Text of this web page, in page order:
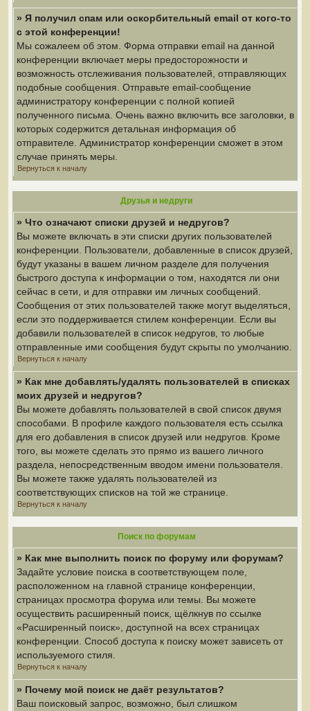
» Я получил спам или оскорбительный email от кого-то
с этой конференции!
Мы сожалеем об этом. Форма отправки email на данной
конференции включает меры предосторожности и
возможность отслеживания пользователей, отправляющих
подобные сообщения. Отправьте email-сообщение
администратору конференции с полной копией
полученного письма. Очень важно включить все заголовки, в
которых содержится детальная информация об
отправителе. Администратор конференции сможет в этом
случае принять меры.
Вернуться к началу
Друзья и недруги
» Что означают списки друзей и недругов?
Вы можете включать в эти списки других пользователей
конференции. Пользователи, добавленные в список друзей,
будут указаны в вашем личном разделе для получения
быстрого доступа к информации о том, находятся ли они
сейчас в сети, и для отправки им личных сообщений.
Сообщения от этих пользователей также могут выделяться,
если это поддерживается стилем конференции. Если вы
добавили пользователей в список недругов, то любые
отправленные ими сообщения будут скрыты по умолчанию.
Вернуться к началу
» Как мне добавлять/удалять пользователей в списках
моих друзей и недругов?
Вы можете добавлять пользователей в свой список двумя
способами. В профиле каждого пользователя есть ссылка
для его добавления в список друзей или недругов. Кроме
того, вы можете сделать это прямо из вашего личного
раздела, непосредственным вводом имени пользователя.
Вы можете также удалять пользователей из
соответствующих списков на той же странице.
Вернуться к началу
Поиск по форумам
» Как мне выполнить поиск по форуму или форумам?
Задайте условие поиска в соответствующем поле,
расположенном на главной странице конференции,
страницах просмотра форума или темы. Вы можете
осуществить расширенный поиск, щёлкнув по ссылке
«Расширенный поиск», доступной на всех страницах
конференции. Способ доступа к поиску может зависеть от
используемого стиля.
Вернуться к началу
» Почему мой поиск не даёт результатов?
Ваш поисковый запрос, возможно, был слишком